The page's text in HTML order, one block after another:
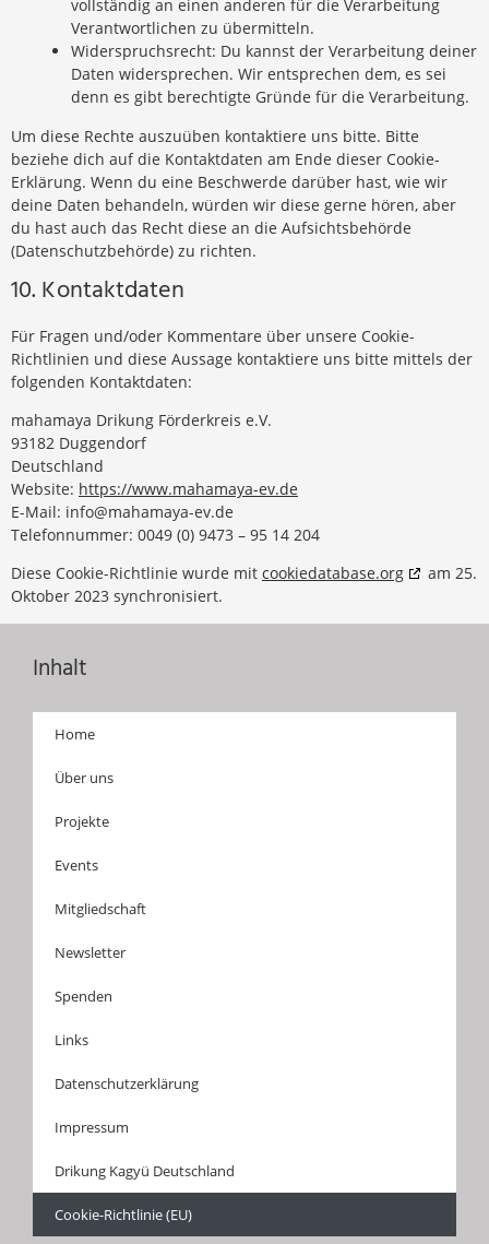
vollständig an einen anderen für die Verarbeitung
Verantwortlichen zu übermitteln.
Widerspruchsrecht: Du kannst der Verarbeitung deiner
Daten widersprechen. Wir entsprechen dem, es sei
denn es gibt berechtigte Gründe für die Verarbeitung.
Um diese Rechte auszuüben kontaktiere uns bitte. Bitte
beziehe dich auf die Kontaktdaten am Ende dieser Cookie-
Erklärung. Wenn du eine Beschwerde darüber hast, wie wir
deine Daten behandeln, würden wir diese gerne hören, aber
du hast auch das Recht diese an die Aufsichtsbehörde
(Datenschutzbehörde) zu richten.
10. Kontaktdaten
Für Fragen und/oder Kommentare über unsere Cookie-
Richtlinien und diese Aussage kontaktiere uns bitte mittels der
folgenden Kontaktdaten:
mahamaya Drikung Förderkreis e.V.
93182 Duggendorf
Deutschland
Website: https://www.mahamaya-ev.de
E-Mail: info@mahamaya-ev.de
Telefonnummer: 0049 (0) 9473 – 95 14 204
Diese Cookie-Richtlinie wurde mit cookiedatabase.org
am 25.
Oktober 2023 synchronisiert.
Inhalt
Home
Über uns
Projekte
Events
Mitgliedschaft
Newsletter
Spenden
Links
Datenschutzerklärung
Impressum
Drikung Kagyü Deutschland
Cookie-Richtlinie (EU)